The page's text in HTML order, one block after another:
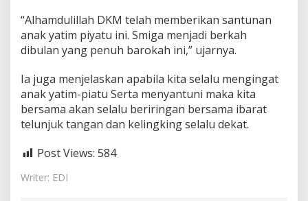
“Alhamdulillah DKM telah memberikan santunan
anak yatim piyatu ini. Smiga menjadi berkah
dibulan yang penuh barokah ini,” ujarnya.
Ia juga menjelaskan apabila kita selalu mengingat
anak yatim-piatu Serta menyantuni maka kita
bersama akan selalu beriringan bersama ibarat
telunjuk tangan dan kelingking selalu dekat.
Post Views: 584
Writer: EDI